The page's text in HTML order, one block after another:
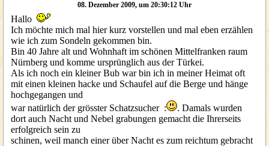
08. Dezember 2009, um 20:30:12 Uhr
Hallo
Ich möchte mich mal hier kurz vorstellen und mal eben erzählen
wie ich zum Sondeln gekommen bin.
Bin 40 Jahre alt und Wohnhaft im schönen Mittelfranken raum
Nürnberg und komme ursprünglich aus der Türkei.
Als ich noch ein kleiner Bub war bin ich in meiner Heimat oft
mit einen kleinen hacke und Schaufel auf die Berge und hänge
hochgegangen und
war natürlich der grösster Schatzsucher :
. Damals wurden
dort auch Nacht und Nebel grabungen gemacht die Ihrerseits
erfolgreich sein zu
schinen, weil manch einer über Nacht es zum reichtum gebracht